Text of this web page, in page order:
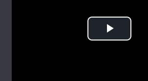
Інциденти
Туризм
Play